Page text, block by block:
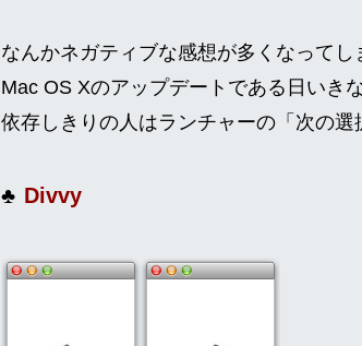
なんかネガティブな感想が多くなって
Mac OS Xのアップデートである日いき
依存しきりの人はランチャーの「次の選
Divvy